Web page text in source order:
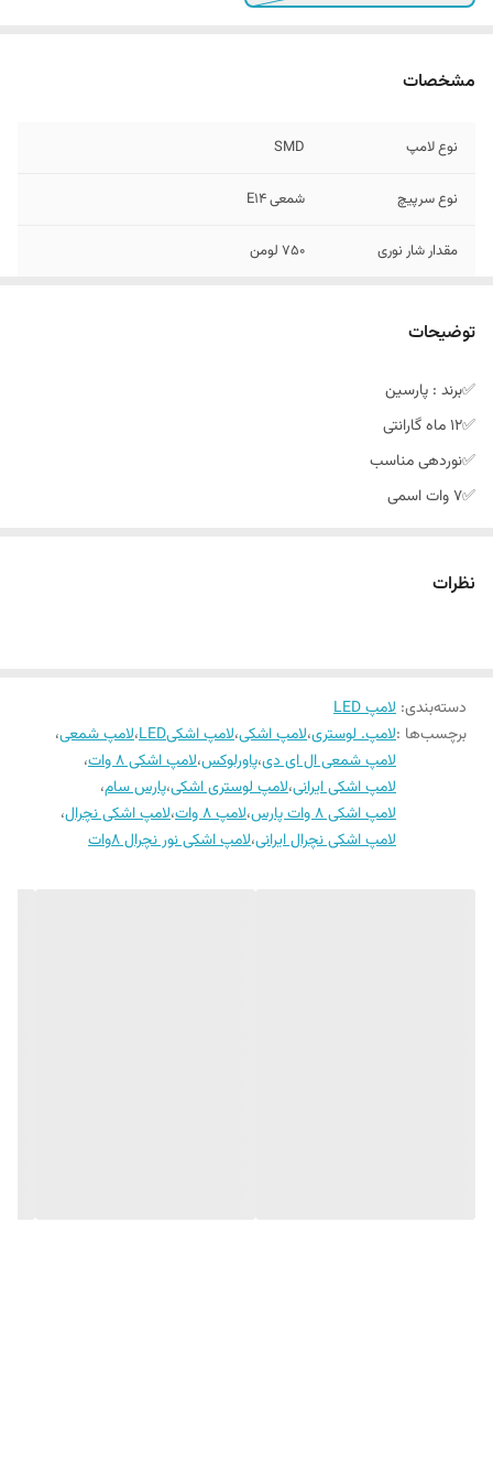
مشخصات
نوع لامپ SMD
نوع سرپیچ شمعی E14
مقدار شار نوری ۷۵۰ لومن
گارانتی
توضیحات
✅برند : پارسین
✅۱۲ ماه گارانتی
✅نوردهی مناسب
✅۷ وات اسمی
☑️☑️تولیدکننده و پخش کننده محصولات روشنایی در ایران❎❎
نظرات
دسته‌بندی: لامپ LED
برچسب‌ها :لامپ. لوستری،لامپ اشکی،لامپ اشکیLED ،لامپ شمعی،
لامپ شمعی ال ای دی،پاورلوکس،لامپ اشکی ۸ وات
،
لامپ اشکی ایرانی،لامپ لوستری اشکی،پارس سام،
لامپ اشکی ۸ وات پارس
،لامپ ۸ وات ،لامپ اشکی نچرال،
لامپ اشکی نچرال ایرانی،لامپ اشکی نور نچرال ۸وات